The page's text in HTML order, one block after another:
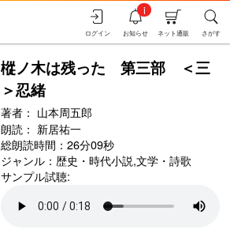
さがす
ネット通販
お知らせ
i
ログイン
樅ノ木は残った 第三部 ＜三
＞忍緒
著者： 山本周五郎
朗読： 新居祐一
総朗読時間：26分09秒
ジャンル： 歴史・時代小説,文学・詩歌
サンプル試聴: